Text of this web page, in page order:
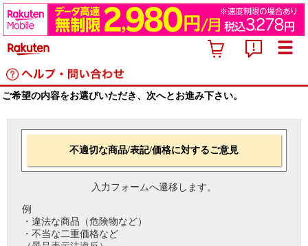
ご希望の内容をお選びいただき、次へとお進み下さい。
不適切な商品/表記/価格に対するご意見
入力フォームへ遷移します。
例
・違法な商品（危険物など）
・不当な二重価格など